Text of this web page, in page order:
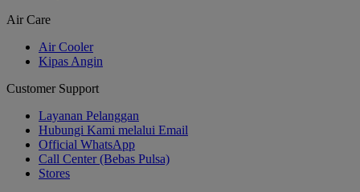
Air Care
Air Cooler
Kipas Angin
Customer Support
Layanan Pelanggan
Hubungi Kami melalui Email
Official WhatsApp
Call Center (Bebas Pulsa)
Stores